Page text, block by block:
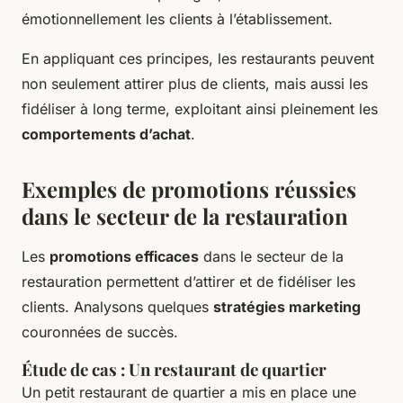
émotionnellement les clients à l’établissement.
En appliquant ces principes, les restaurants peuvent
non seulement attirer plus de clients, mais aussi les
fidéliser à long terme, exploitant ainsi pleinement les
comportements d’achat.
Exemples de promotions réussies
dans le secteur de la restauration
Les promotions efficaces dans le secteur de la
restauration permettent d’attirer et de fidéliser les
clients. Analysons quelques stratégies marketing
couronnées de succès.
Étude de cas : Un restaurant de quartier
Un petit restaurant de quartier a mis en place une